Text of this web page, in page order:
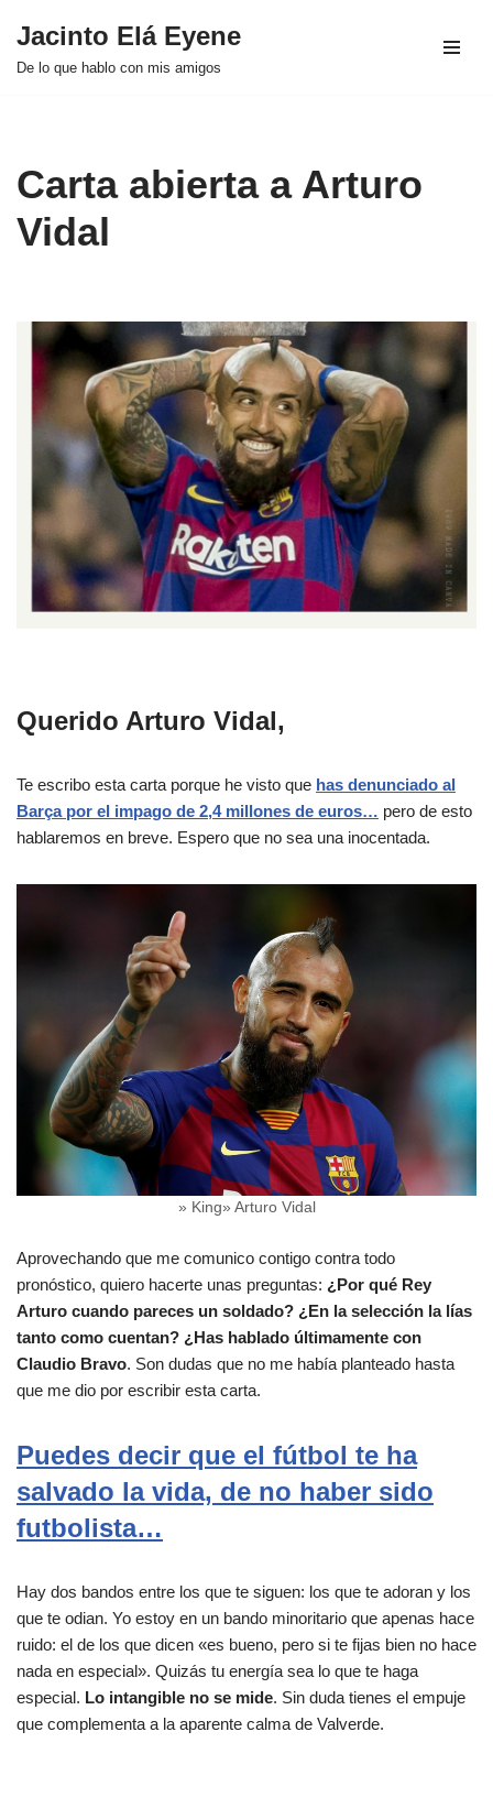
Saltar
Jacinto Elá Eyene
De lo que hablo con mis amigos
Carta abierta a Arturo
Vidal
Querido Arturo Vidal,
Te escribo esta carta porque he visto que has denunciado al
Barça por el impago de 2,4 millones de euros… pero de esto
hablaremos en breve. Espero que no sea una inocentada.
» King» Arturo Vidal
Aprovechando que me comunico contigo contra todo
pronóstico, quiero hacerte unas preguntas: ¿Por qué Rey
Arturo cuando pareces un soldado? ¿En la selección la lías
tanto como cuentan? ¿Has hablado últimamente con
Claudio Bravo. Son dudas que no me había planteado hasta
que me dio por escribir esta carta.
Puedes decir que el fútbol te ha
salvado la vida, de no haber sido
futbolista…
Hay dos bandos entre los que te siguen: los que te adoran y los
que te odian. Yo estoy en un bando minoritario que apenas hace
ruido: el de los que dicen «es bueno, pero si te fijas bien no hace
nada en especial». Quizás tu energía sea lo que te haga
especial. Lo intangible no se mide. Sin duda tienes el empuje
que complementa a la aparente calma de Valverde.